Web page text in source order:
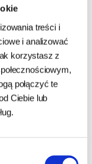
treści i
i analizować
korzystasz z
połączyć te
Ciebie lub
KOT karma
- towar na magazynie
zł 47,50 zł
29,69 zł/kg